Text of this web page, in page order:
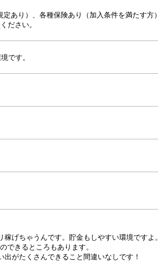
あり）、各種保険あり（加入条件を満たす方）
ださい。
です。
げちゃうんです。貯金もしやすい環境ですよ。
できるところもあります。
がたくさんできること間違いなしです！